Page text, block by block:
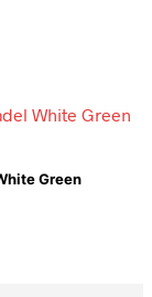
Green